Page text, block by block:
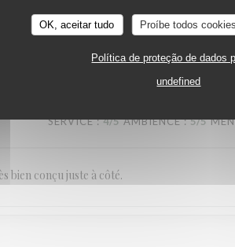
OK, aceitar tudo Proíbe todos cookies
Política de proteção de dados
undefined
SERVICE: 4/5 AMBIENCE: 5/5
bien conçu juste à côté.